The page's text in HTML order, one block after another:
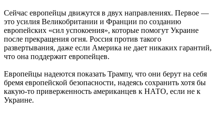
Сейчас европейцы движутся в двух направлениях. Первое —
это усилия Великобритании и Франции по созданию
европейских «сил успокоения», которые помогут Украине
после прекращения огня. Россия против такого
развертывания, даже если Америка не дает никаких гарантий,
что она поддержит европейцев.
Европейцы надеются показать Трампу, что они берут на себя
бремя европейской безопасности, надеясь сохранить хотя бы
какую-то приверженность американцев к НАТО, если не к
Украине.